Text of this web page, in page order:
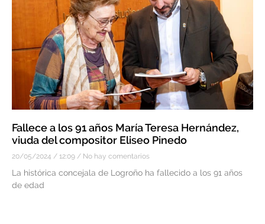
Fallece a los 91 años María Teresa Hernández,
viuda del compositor Eliseo Pinedo
20/05/2024 12:09 No hay comentarios
La histórica concejala de Logroño ha fallecido a los 91 años
de edad